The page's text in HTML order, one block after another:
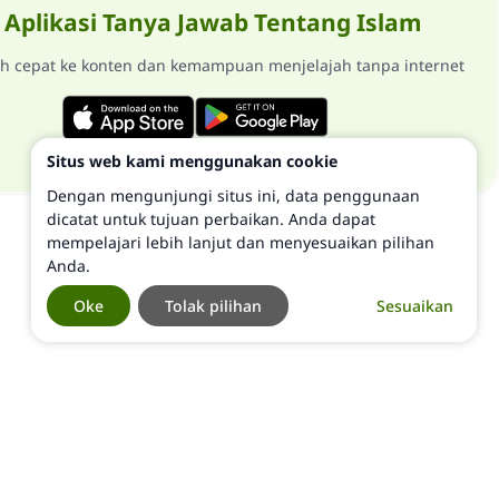
Aplikasi Tanya Jawab Tentang Islam
cepat ke konten dan kemampuan menjelajah tanpa internet
Situs web kami menggunakan cookie
Dengan mengunjungi situs ini, data penggunaan
dicatat untuk tujuan perbaikan. Anda dapat
mempelajari lebih lanjut dan menyesuaikan pilihan
Anda.
Sesuaikan
Tolak pilihan
Oke